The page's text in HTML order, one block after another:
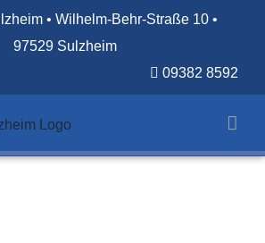
• Wilhelm-Behr-Straße 10 •
97529 Sulzheim
09382 8592